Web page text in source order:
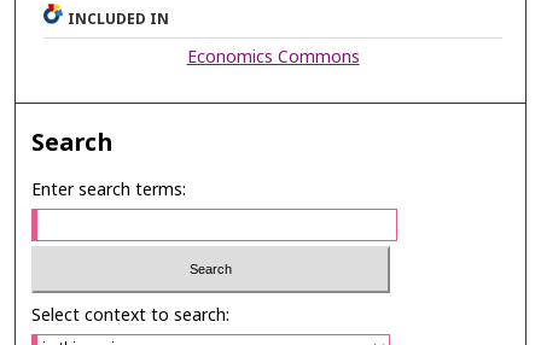
INCLUDED IN
Economics Commons
Search
Enter search terms:
Select context to search: